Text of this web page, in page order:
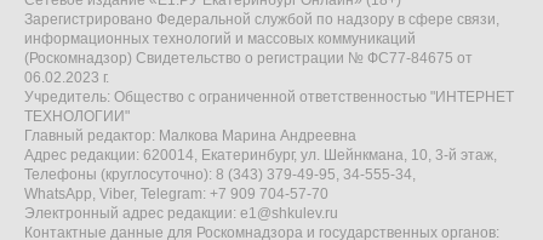
Зарегистрировано Федеральной службой по надзору в сфере связи,
информационных технологий и массовых коммуникаций
(Роскомнадзор) Свидетельство о регистрации № ФС77-84675 от
06.02.2023 г.
Учредитель: Общество с ограниченной ответственностью "ИНТЕРНЕТ
ТЕХНОЛОГИИ"
Главный редактор: Малкова Марина Андреевна
Адрес редакции: 620014, Екатеринбург, ул. Шейнкмана, 10, 3-й этаж,
Телефоны (круглосуточно): 8 (343) 379-49-95, 34-555-34,
WhatsApp, Viber, Telegram: +7 909 704-57-70
Электронный адрес редакции: e1@shkulev.ru
Контактные данные для Роскомнадзора и государственных органов: